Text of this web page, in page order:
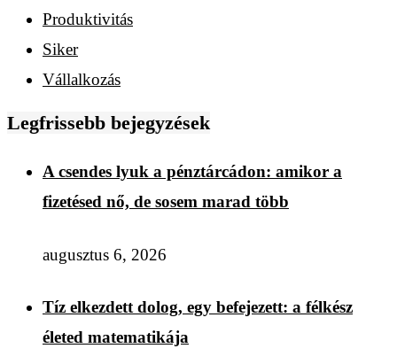
Produktivitás
Siker
Vállalkozás
Legfrissebb bejegyzések
A csendes lyuk a pénztárcádon: amikor a
fizetésed nő, de sosem marad több
augusztus 6, 2026
Tíz elkezdett dolog, egy befejezett: a félkész
életed matematikája